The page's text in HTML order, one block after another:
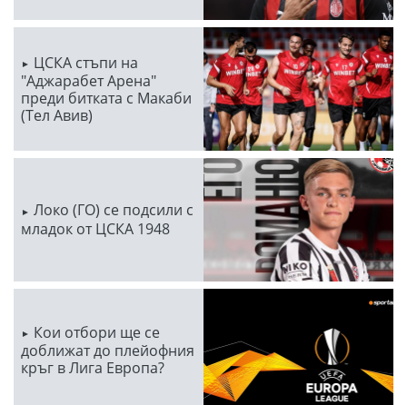
ЦСКА стъпи на
"Аджарабет Арена"
преди битката с Макаби
(Тел Авив)
Локо (ГО) се подсили с
младок от ЦСКА 1948
Кои отбори ще се
доближат до плейофния
кръг в Лига Европа?